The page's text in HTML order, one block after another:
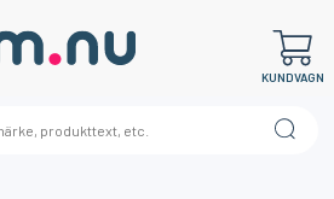
KUNDVAGN